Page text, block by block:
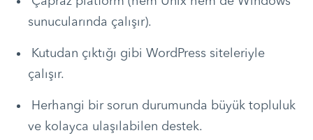
sunucularında çalışır).
Kutudan çıktığı gibi WordPress siteleriyle
çalışır.
Herhangi bir sorun durumunda büyük topluluk
ve kolayca ulaşılabilen destek.